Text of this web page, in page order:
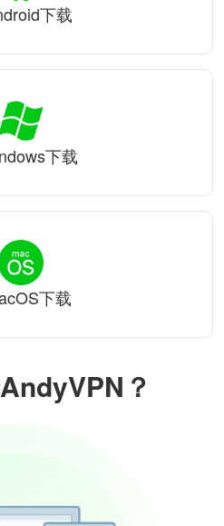
？
下载
下载
下载